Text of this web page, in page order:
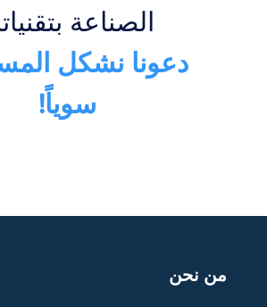
الصناعة
دعونا نشكل
سوياً!
من نحن